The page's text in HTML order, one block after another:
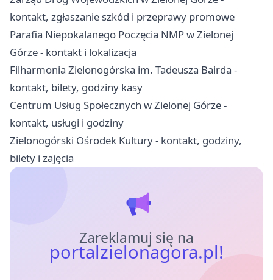
kontakt, zgłaszanie szkód i przeprawy promowe
Parafia Niepokalanego Poczęcia NMP w Zielonej
Górze - kontakt i lokalizacja
Filharmonia Zielonogórska im. Tadeusza Bairda -
kontakt, bilety, godziny kasy
Centrum Usług Społecznych w Zielonej Górze -
kontakt, usługi i godziny
Zielonogórski Ośrodek Kultury - kontakt, godziny,
bilety i zajęcia
Zareklamuj się na
portalzielonagora.pl!